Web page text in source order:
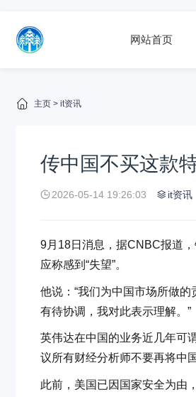
网站首页
主页 > it资讯
传中国不买这款
2026-05-14 19:26:03 it资讯
9月18日消息，据CNBC报道
应称感到“失望”。
他说：“我们为中国市场所做
有待协调，我对此表示理解。”
英伟达在中国的业务近几年可
议所有财经分析师不要再将中
此前，美国已因国家安全为由